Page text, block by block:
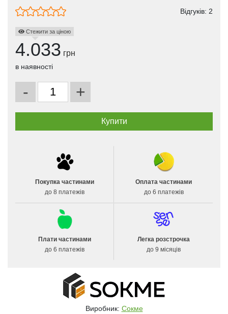
Відгуків: 2
Стежити за ціною
4.033 грн
в наявності
- +
Покупка частинами
до 8 платежів
Оплата частинами
до 6 платежів
Плати частинами
до 6 платежів
Легка розстрочка
до 9 місяців
Виробник: Сокме